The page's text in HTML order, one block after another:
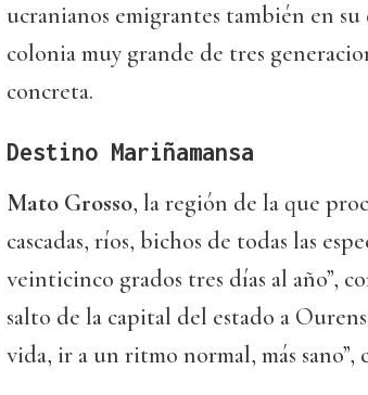
ucranianos emigrantes también en
colonia muy grande de tres
concreta.
Destino Mariñamansa
Mato Grosso, la región de la que
cascadas, ríos, bichos de todas las
veinticinco grados tres días al año”,
salto de la capital del estado a
vida, ir a un ritmo normal, más sano”,